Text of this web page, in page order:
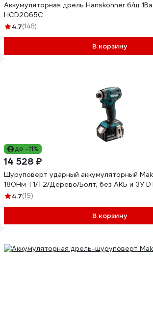
Аккумуляторная дрель Hanskonner б/щ
HCD2065C
4.7(146)
В корзину
до -11%
14 528 ₽
Шуруповерт ударный аккумуляторный
180Нм Т1/Т2/Дерево/Болт, без АКБ и ЗУ
4.7(19)
В корзину